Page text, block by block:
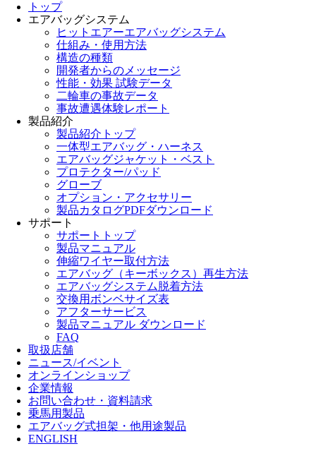
トップ
エアバッグシステム
ヒットエアーエアバッグシステム
仕組み・使用方法
構造の種類
開発者からのメッセージ
性能・効果 試験データ
二輪車の事故データ
事故遭遇体験レポート
製品紹介
製品紹介トップ
一体型エアバッグ・ハーネス
エアバッグジャケット・ベスト
プロテクター/パッド
グローブ
オプション・アクセサリー
製品カタログPDFダウンロード
サポート
サポートトップ
製品マニュアル
伸縮ワイヤー取付方法
エアバッグ（キーボックス）再生方法
エアバッグシステム脱着方法
交換用ボンベサイズ表
アフターサービス
製品マニュアル ダウンロード
FAQ
取扱店舗
ニュース/イベント
オンラインショップ
企業情報
お問い合わせ・資料請求
乗馬用製品
エアバッグ式担架・他用途製品
ENGLISH